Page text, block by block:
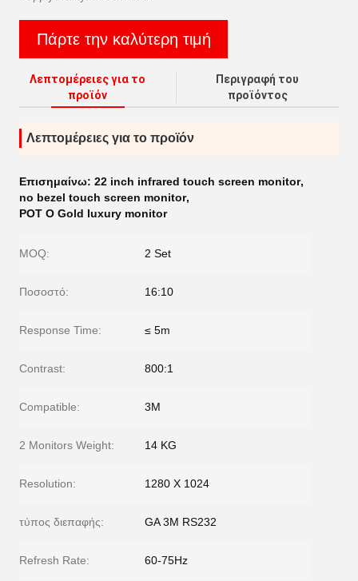
Πάρτε την καλύτερη τιμή
Λεπτομέρειες για το
προϊόν
Περιγραφή του
προϊόντος
Λεπτομέρειες για το προϊόν
Επισημαίνω: 22 inch infrared touch screen monitor,
no bezel touch screen monitor,
POT O Gold luxury monitor
MOQ: 2 Set
Ποσοστό: 16:10
Response Time: ≤ 5m
Contrast: 800:1
Compatible: 3M
2 Monitors Weight: 14 KG
Resolution: 1280 X 1024
τύπος διεπαφής: GA 3M RS232
Refresh Rate: 60-75Hz